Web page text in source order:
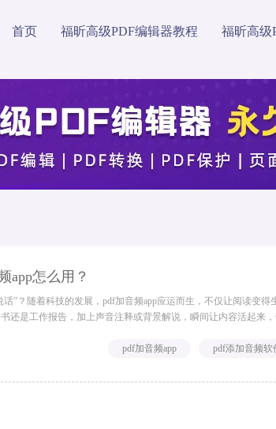
首页 福昕高级PDF编辑器教程 福昕高级
app怎么用？
”？随着科技的发展，pdf加音频app应运而生，不仅让阅读变
还是工作报告，加上声音注释或背景解说，瞬间让内容活起来
极大提升文档的...
pdf加音频app pdf添加音频软